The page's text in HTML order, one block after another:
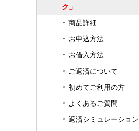
ク」
商品詳細
お申込方法
お借入方法
ご返済について
初めてご利用の方
よくあるご質問
返済シミュレーション